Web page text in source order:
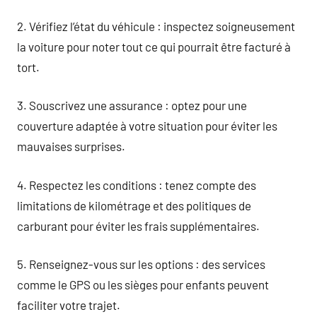
2. Vérifiez l’état du véhicule : inspectez soigneusement
la voiture pour noter tout ce qui pourrait être facturé à
tort.
3. Souscrivez une assurance : optez pour une
couverture adaptée à votre situation pour éviter les
mauvaises surprises.
4. Respectez les conditions : tenez compte des
limitations de kilométrage et des politiques de
carburant pour éviter les frais supplémentaires.
5. Renseignez-vous sur les options : des services
comme le GPS ou les sièges pour enfants peuvent
faciliter votre trajet.